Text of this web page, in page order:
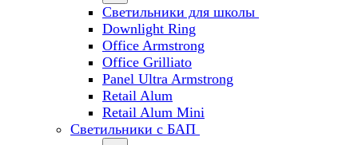
Светильники для школы
Downlight Ring
Office Armstrong
Office Grilliato
Panel Ultra Armstrong
Retail Alum
Retail Alum Mini
Светильники с БАП